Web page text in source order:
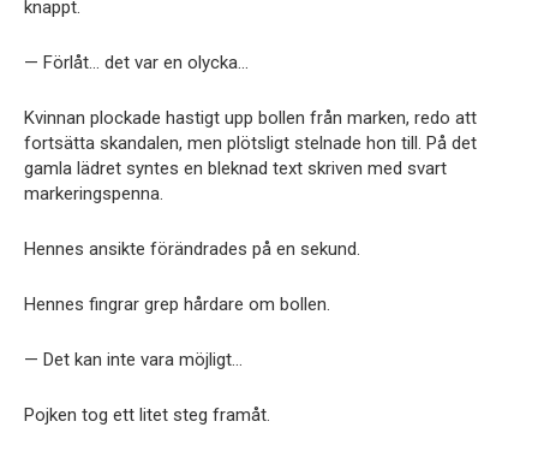
knappt.
— Förlåt… det var en olycka…
Kvinnan plockade hastigt upp bollen från marken, redo att
fortsätta skandalen, men plötsligt stelnade hon till. På det
gamla lädret syntes en bleknad text skriven med svart
markeringspenna.
Hennes ansikte förändrades på en sekund.
Hennes fingrar grep hårdare om bollen.
— Det kan inte vara möjligt…
Pojken tog ett litet steg framåt.